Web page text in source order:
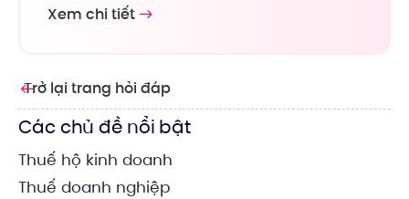
Trở lại trang hỏi đáp
Các chủ đề nổi bật
Thuế hộ kinh doanh
Thuế doanh nghiệp
Xem chi tiết